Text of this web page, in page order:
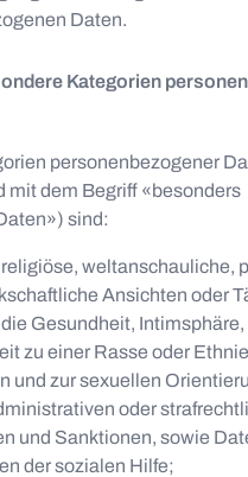
Daten.
Kategorien
personenbezogener
mit dem Begriff «besonders
sind:
weltanschauliche,
Ansichten oder
Gesundheit, Intimsphäre,
zu einer Rasse oder
und zur sexuellen
oder
und Sanktionen, sowie
der sozialen Hilfe;